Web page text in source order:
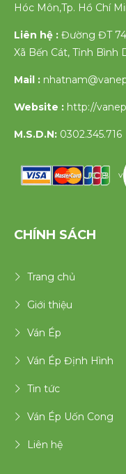
Hóc Môn,Tp. Hồ Chí
Liên hệ : Đường ĐT
Xã Bến Cát, Tỉnh Bình
Mail :
Website : http://
M.S.D.N: 0302.345.716
v
CHÍNH SÁCH
Trang chủ
Giới thiệu
Ván Ép
Ván Ép Định Hình
Tin tức
Ván Ép Uốn Cong
Liên hệ